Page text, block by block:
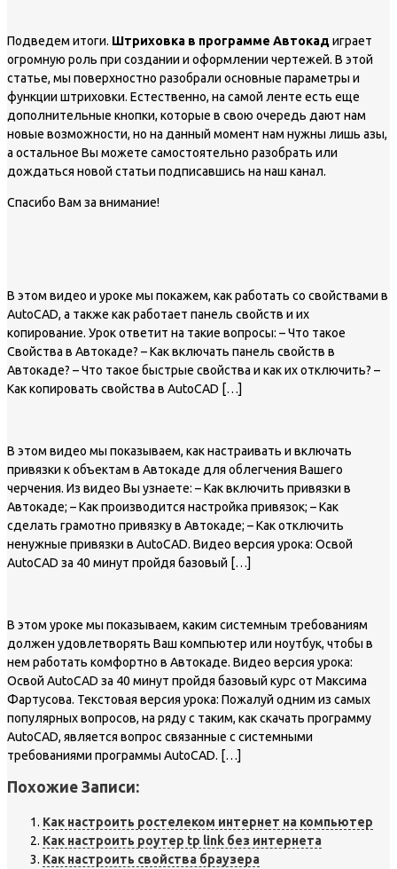
Подведем итоги. Штриховка в программе Автокадиграет
огромную роль при создании и оформлении чертежей. В этой
статье, мы поверхностно разобрали основные параметры и
функции штриховки. Естественно, на самой ленте есть еще
дополнительные кнопки, которые в свою очередь дают нам
новые возможности, но на данный момент нам нужны лишь азы,
а остальное Вы можете самостоятельно разобрать или
дождаться новой статьи подписавшись на наш канал.
Спасибо Вам за внимание!
В этом видео и уроке мы покажем, как работать со свойствами в
AutoCAD, а также как работает панель свойств и их
копирование. Урок ответит на такие вопросы: – Что такое
Свойства в Автокаде? – Как включать панель свойств в
Автокаде? – Что такое быстрые свойства и как их отключить? –
Как копировать свойства в AutoCAD […]
В этом видео мы показываем, как настраивать и включать
привязки к объектам в Автокаде для облегчения Вашего
черчения. Из видео Вы узнаете: – Как включить привязки в
Автокаде; – Как производится настройка привязок; – Как
сделать грамотно привязку в Автокаде; – Как отключить
ненужные привязки в AutoCAD. Видео версия урока: Освой
AutoCAD за 40 минут пройдя базовый […]
В этом уроке мы показываем, каким системным требованиям
должен удовлетворять Ваш компьютер или ноутбук, чтобы в
нем работать комфортно в Автокаде. Видео версия урока:
Освой AutoCAD за 40 минут пройдя базовый курс от Максима
Фартусова. Текстовая версия урока: Пожалуй одним из самых
популярных вопросов, на ряду с таким, как скачать программу
AutoCAD, является вопрос связанные с системными
требованиями программы AutoCAD. […]
Похожие Записи:
Как настроить ростелеком интернет на компьютер
Как настроить роутер tp link без интернета
Как настроить свойства браузера